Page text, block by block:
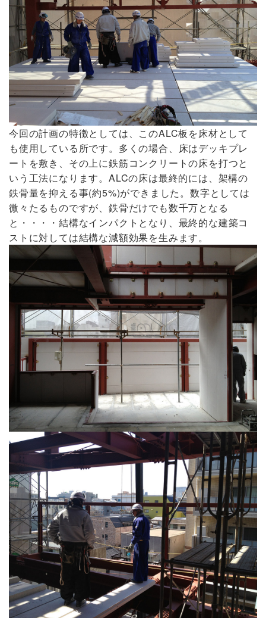
今回の計画の特徴としては、このALC板を床材として
も使用している所です。多くの場合、床はデッキプレ
ートを敷き、その上に鉄筋コンクリートの床を打つと
いう工法になります。ALCの床は最終的には、架構の
鉄骨量を抑える事(約5%)ができました。数字としては
微々たるものですが、鉄骨だけでも数千万となる
と・・・・結構なインパクトとなり、最終的な建築コ
ストに対しては結構な減額効果を生みます。